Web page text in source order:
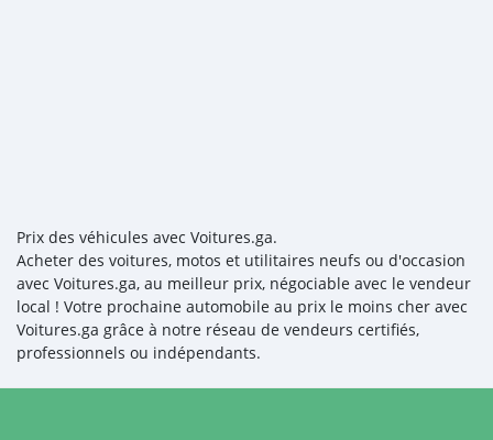
Prix des véhicules avec Voitures.ga.
Acheter des voitures, motos et utilitaires neufs ou d'occasion
avec Voitures.ga, au meilleur prix, négociable avec le vendeur
local ! Votre prochaine automobile au prix le moins cher avec
Voitures.ga grâce à notre réseau de vendeurs certifiés,
professionnels ou indépendants.